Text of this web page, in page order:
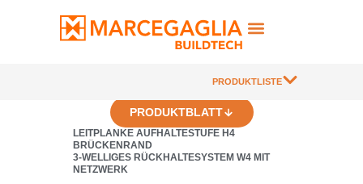
PRODUKTLISTE
LEITPLANKE AUFHALTESTUFE H4
BRÜCKENRAND
3-WELLIGES RÜCKHALTESYSTEM W4 MIT
NETZWERK
PRODUKTBLATT